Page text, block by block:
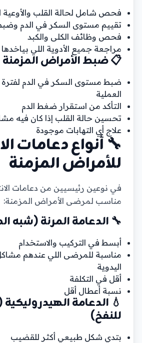
فحص شامل لحالة القلب والأوعية
تقييم مستوى السكر في الدم
فحص وظائف الكلى والكبد
مراجعة جميع الأدوية اللي
📋 ضبط الأمراض المزمنة
ضبط مستوى السكر في الدم لفترة
العملية
التأكد من استقرار ضغط الدم
تحسين حالة القلب إذا كان فيه
علاج أي التهابات موجودة
🔧 أنواع دعامات
للأمراض المزمنة
في نوعين رئيسيين من دعامات
مناسب لمرضى الأمراض المزمنة:
🔧 الدعامة المرنة (شبه
أبسط في التركيب والاستخدام
مناسبة للمرضى اللي عندهم
اليدوية
أقل في التكلفة
نسبة أعطال أقل
💧 الدعامة الهيدروليكية
للنفخ)
بتدي شكل طبيعي أكثر للقضيب